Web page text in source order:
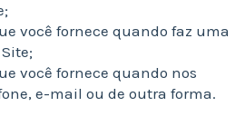
você fornece quando faz uma
você fornece quando nos
e-mail ou de outra forma.